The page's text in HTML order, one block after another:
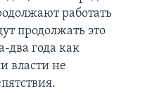
работать
продолжать это
два года как
власти не